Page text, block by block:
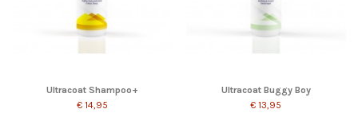
Ultracoat Shampoo+
€ 14,95
Ultracoat Buggy Boy
€ 13,95